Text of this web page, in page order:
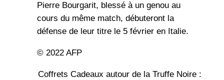
Pierre Bourgarit, blessé à un genou au
cours du même match, débuteront la
défense de leur titre le 5 février en Italie.
© 2022 AFP
Coffrets Cadeaux autour de la Truffe Noire :